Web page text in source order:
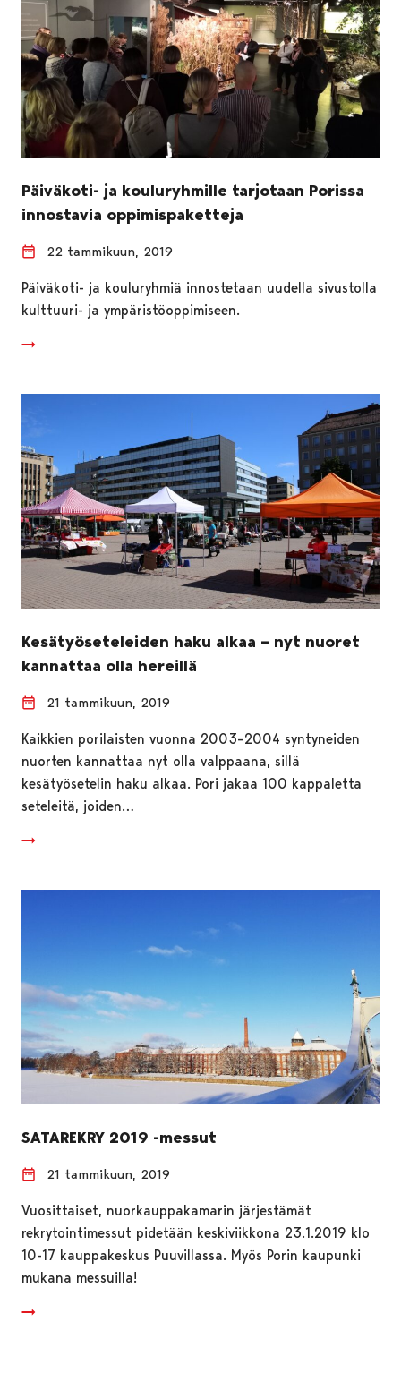
Päiväkoti- ja kouluryhmille tarjotaan Porissa
innostavia oppimispaketteja
22 tammikuun, 2019
Päiväkoti- ja kouluryhmiä innostetaan uudella sivustolla
kulttuuri- ja ympäristöoppimiseen.
Kesätyöseteleiden haku alkaa – nyt nuoret
kannattaa olla hereillä
21 tammikuun, 2019
Kaikkien porilaisten vuonna 2003–2004 syntyneiden
nuorten kannattaa nyt olla valppaana, sillä
kesätyösetelin haku alkaa. Pori jakaa 100 kappaletta
seteleitä, joiden…
SATAREKRY 2019 -messut
21 tammikuun, 2019
Vuosittaiset, nuorkauppakamarin järjestämät
rekrytointimessut pidetään keskiviikkona 23.1.2019 klo
10-17 kauppakeskus Puuvillassa. Myös Porin kaupunki
mukana messuilla!